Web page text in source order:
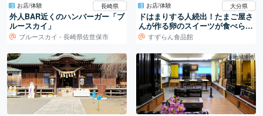
お店/体験 長崎県
外人BAR近くのハンバーガー「ブ
ルースカイ」
ブルースカイ - 長崎県佐世保市
お店/体験 大分県
ドはまりする人続出！たまご屋さ
んが作る卵のスイーツが食べられ
る「すずらん食品館」
すずらん食品館
地域連携